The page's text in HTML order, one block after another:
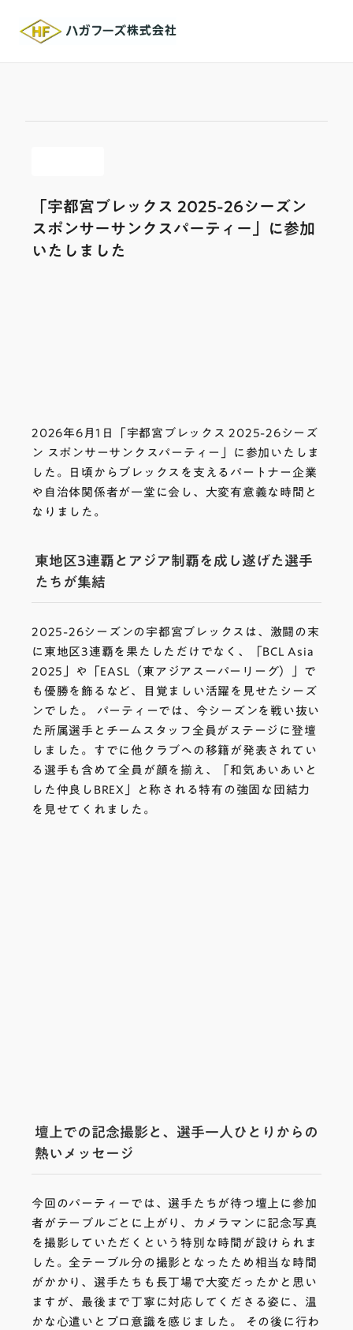
「宇都宮ブレックス 2025-26シーズン
スポンサーサンクスパーティー」に参加
いたしました
2026年6月1日「宇都宮ブレックス 2025-26シーズ
ン スポンサーサンクスパーティー」に参加いたしま
した。日頃からブレックスを支えるパートナー企業
や自治体関係者が一堂に会し、大変有意義な時間と
なりました。
東地区3連覇とアジア制覇を成し遂げた選手
たちが集結
2025-26シーズンの宇都宮ブレックスは、激闘の末
に東地区3連覇を果たしただけでなく、「BCL Asia
2025」や「EASL（東アジアスーパーリーグ）」で
も優勝を飾るなど、目覚ましい活躍を見せたシーズ
ンでした。 パーティーでは、今シーズンを戦い抜い
た所属選手とチームスタッフ全員がステージに登壇
しました。すでに他クラブへの移籍が発表されてい
る選手も含めて全員が顔を揃え、「和気あいあいと
した仲良しBREX」と称される特有の強固な団結力
を見せてくれました。
壇上での記念撮影と、選手一人ひとりからの
熱いメッセージ
今回のパーティーでは、選手たちが待つ壇上に参加
者がテーブルごとに上がり、カメラマンに記念写真
を撮影していただくという特別な時間が設けられま
した。全テーブル分の撮影となったため相当な時間
がかかり、選手たちも長丁場で大変だったかと思い
ますが、最後まで丁寧に対応してくださる姿に、温
かな心遣いとプロ意識を感じました。 その後に行わ